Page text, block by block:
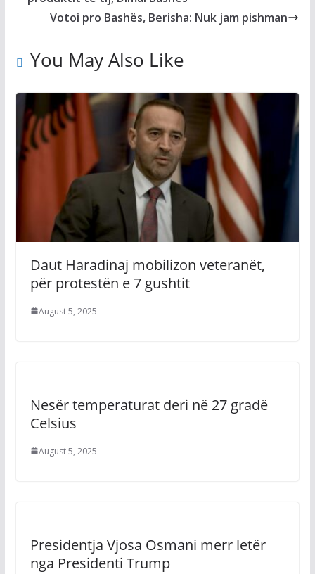
Votoi pro Bashës, Berisha: Nuk jam pishman
You May Also Like
Daut Haradinaj mobilizon veteranët,
për protestën e 7 gushtit
August 5, 2025
Nesër temperaturat deri në 27 gradë
Celsius
August 5, 2025
Presidentja Vjosa Osmani merr letër
nga Presidenti Trump